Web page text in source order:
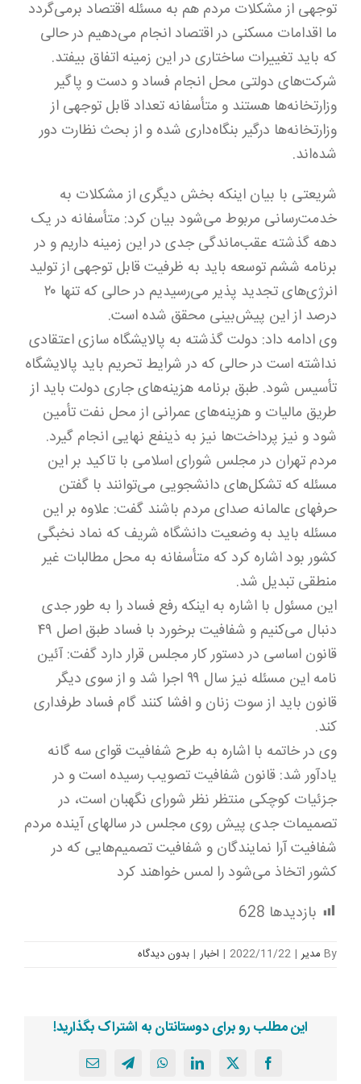
توجهی از مشکلات مردم هم به مسئله اقتصاد برمی‌گردد
ما اقدامات مسکنی در اقتصاد انجام می‌دهیم در حالی
که باید تغییرات ساختاری در این زمینه اتفاق بیفتد.
شرکت‌های دولتی محل انجام فساد و دست و پاگیر
وزارتخانه‌ها هستند و متأسفانه تعداد قابل توجهی از
وزارتخانه‌ها درگیر بنگاه‌داری شده و از بحث نظارت دور
شده‌اند.
شریعتی با بیان اینکه بخش دیگری از مشکلات به
خدمت‌رسانی مربوط می‌شود بیان کرد: متأسفانه در یک
دهه گذشته عقب‌ماندگی جدی در این زمینه داریم و در
برنامه ششم توسعه باید به ظرفیت قابل توجهی از تولید
انرژی‌های تجدید پذیر می‌رسیدیم در حالی که تنها ۲۰
درصد از این پیش‌بینی محقق شده است.
وی ادامه داد: دولت گذشته به پالایشگاه سازی اعتقادی
نداشته است در حالی که در شرایط تحریم باید پالایشگاه
تأسیس شود. طبق برنامه هزینه‌های جاری دولت باید از
طریق مالیات و هزینه‌های عمرانی از محل نفت تأمین
شود و نیز پرداخت‌ها نیز به ذینفع نهایی انجام گیرد.
مردم تهران در مجلس شورای اسلامی با تاکید بر این
مسئله که تشکل‌های دانشجویی می‌توانند با گفتن
حرفهای عالمانه صدای مردم باشند گفت: علاوه بر این
مسئله باید به وضعیت دانشگاه شریف که نماد نخبگی
کشور بود اشاره کرد که متأسفانه به محل مطالبات غیر
منطقی تبدیل شد.
این مسئول با اشاره به اینکه رفع فساد را به طور جدی
دنبال می‌کنیم و شفافیت برخورد با فساد طبق اصل ۴۹
قانون اساسی در دستور کار مجلس قرار دارد گفت: آئین
نامه این مسئله نیز سال ۹۹ اجرا شد و از سوی دیگر
قانون باید از سوت زنان و افشا کنند گام فساد طرفداری
کند.
وی در خاتمه با اشاره به طرح شفافیت قوای سه گانه
یادآور شد: قانون شفافیت تصویب رسیده است و در
جزئیات کوچکی منتظر نظر شورای نگهبان است، در
تصمیمات جدی پیش روی مجلس در سالهای آینده مردم
شفافیت آرا نمایندگان و شفافیت تصمیم‌هایی که در
کشور اتخاذ می‌شود را لمس خواهند کرد
بازدیدها 628
By مدیر |
2022/11/22
| اخبار | بدون ديدگاه
این مطلب رو برای دوستانتان به اشتراک بگذارید!
Facebook
X
LinkedIn
WhatsApp
Telegramپست